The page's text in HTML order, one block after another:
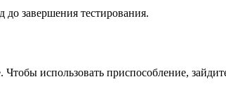
завершения тестирования.
использовать приспособление,